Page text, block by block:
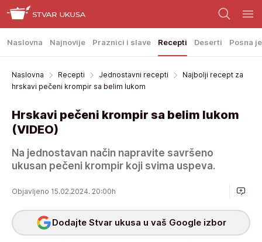
Naslovna Najnovije Praznici i slave Recepti Deserti Posna
Naslovna Recepti Jednostavni recepti
Najbolji recept za
hrskavi pečeni krompir sa belim lukom
Hrskavi pečeni krompir sa belim lukom
(VIDEO)
Na jednostavan način napravite savršeno
ukusan pečeni krompir koji svima uspeva.
Objavljeno 15.02.2024. 20:00h
Dodajte Stvar ukusa u vaš Google izbor